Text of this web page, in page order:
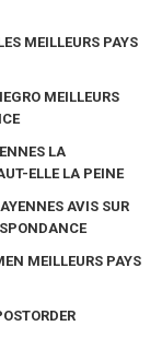
MEILLEURS PAYS
MEILLEURS
LA
ELLE LA PEINE
AVIS SUR
MEILLEURS PAYS